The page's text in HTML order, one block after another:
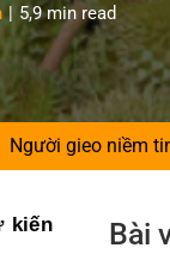
| 5,9 min read
tin cho hàng Việt
kiến
Bài